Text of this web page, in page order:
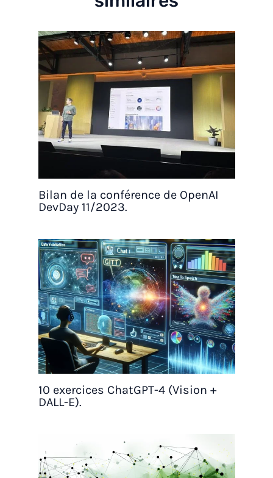
Bilan de la conférence de OpenAI
DevDay 11/2023.
10 exercices ChatGPT-4 (Vision +
DALL-E).